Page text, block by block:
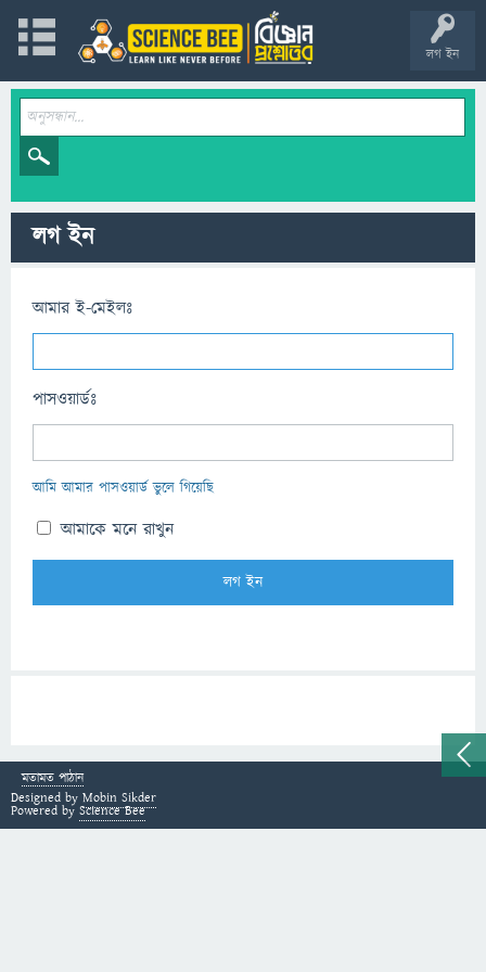
লগ ইন
লগ ইন
আমার ই-মেইলঃ
পাসওয়ার্ডঃ
আমি আমার পাসওয়ার্ড ভুলে গিয়েছি
আমাকে মনে রাখুন
মতামত পাঠান
Designed by Mobin Sikder
Powered by Science Bee